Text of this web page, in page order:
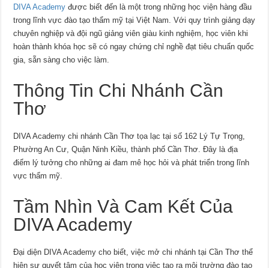
DIVA Academy được biết đến là một trong những học viện hàng đầu
trong lĩnh vực đào tạo thẩm mỹ tại Việt Nam. Với quy trình giảng dạy
chuyên nghiệp và đội ngũ giảng viên giàu kinh nghiệm, học viên khi
hoàn thành khóa học sẽ có ngay chứng chỉ nghề đạt tiêu chuẩn quốc
gia, sẵn sàng cho việc làm.
Thông Tin Chi Nhánh Cần
Thơ
DIVA Academy chi nhánh Cần Thơ tọa lạc tại số 162 Lý Tự Trọng,
Phường An Cư, Quận Ninh Kiều, thành phố Cần Thơ. Đây là địa
điểm lý tưởng cho những ai đam mê học hỏi và phát triển trong lĩnh
vực thẩm mỹ.
Tầm Nhìn Và Cam Kết Của
DIVA Academy
Đại diện DIVA Academy cho biết, việc mở chi nhánh tại Cần Thơ thể
hiện sự quyết tâm của học viện trong việc tạo ra môi trường đào tạo